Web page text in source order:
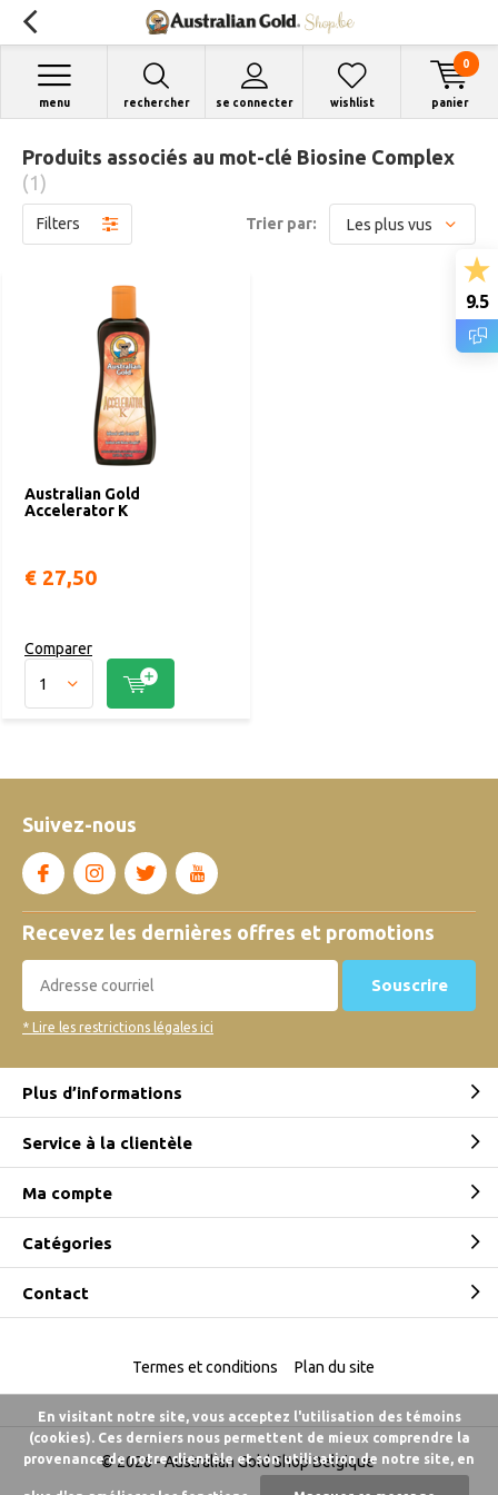
rechercher se connecter
menu wishlist panier
0
Produits associés au mot-clé Biosine Complex
(1)
Filters Trier par:
Australian Gold
Accelerator K
€ 27,50
Comparer
Suivez-nous
Recevez les dernières offres et promotions
Souscrire
* Lire les restrictions légales ici
Plus d’informations
Service à la clientèle
Ma compte
Catégories
Contact
© 2026 -Australian Gold Shop Belgique
Termes et conditions Plan du site
9.5
En visitant notre site, vous acceptez l'utilisation des témoins
(cookies). Ces derniers nous permettent de mieux comprendre la
provenance de notre clientèle et son utilisation de notre site, en